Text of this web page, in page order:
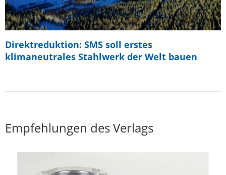
Direktreduktion: SMS soll erstes
klimaneutrales Stahlwerk der Welt bauen
Empfehlungen des Verlags